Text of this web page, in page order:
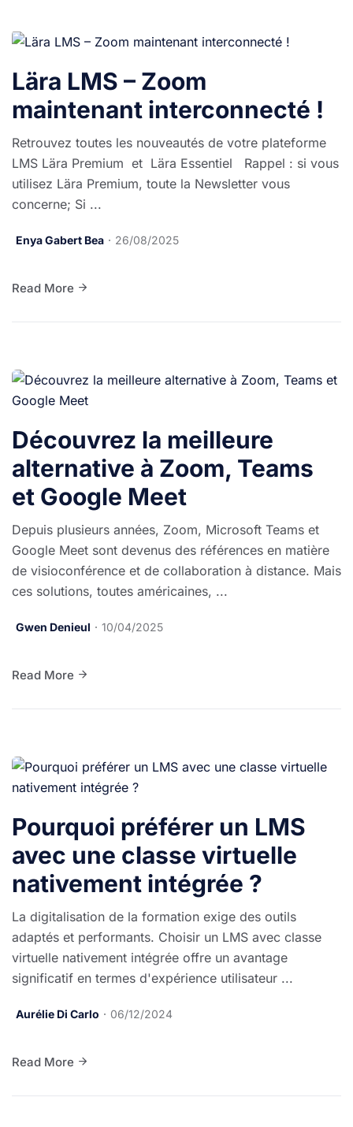
Lära LMS – Zoom
maintenant interconnecté !
Retrouvez toutes les nouveautés de votre plateforme
LMS Lära Premium et Lära Essentiel Rappel : si vous
utilisez Lära Premium, toute la Newsletter vous
concerne; Si ...
Enya Gabert Bea 26/08/2025
Read More
Découvrez la meilleure
alternative à Zoom, Teams
et Google Meet
Depuis plusieurs années, Zoom, Microsoft Teams et
Google Meet sont devenus des références en matière
de visioconférence et de collaboration à distance. Mais
ces solutions, toutes américaines, ...
Gwen Denieul 10/04/2025
Read More
Pourquoi préférer un LMS
avec une classe virtuelle
nativement intégrée ?
La digitalisation de la formation exige des outils
adaptés et performants. Choisir un LMS avec classe
virtuelle nativement intégrée offre un avantage
significatif en termes d'expérience utilisateur ...
Aurélie Di Carlo 06/12/2024
Read More